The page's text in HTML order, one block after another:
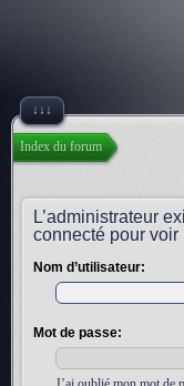
↓↓↓
Index du forum
L’administrateur
connecté pour voir
Nom d’utilisateur:
Mot de passe: